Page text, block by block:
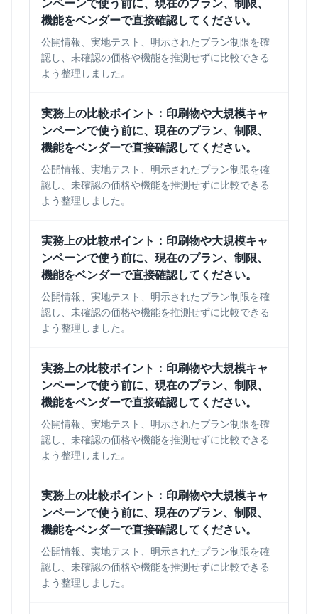
機能をベンダーで直接確認してください。
公開情報、実地テスト、明示されたプラン制限を確
認し、未確認の価格や機能を推測せずに比較できる
よう整理しました。
実務上の比較ポイント：印刷物や大規模キャ
ンペーンで使う前に、現在のプラン、制限、
機能をベンダーで直接確認してください。
公開情報、実地テスト、明示されたプラン制限を確
認し、未確認の価格や機能を推測せずに比較できる
よう整理しました。
実務上の比較ポイント：印刷物や大規模キャ
ンペーンで使う前に、現在のプラン、制限、
機能をベンダーで直接確認してください。
公開情報、実地テスト、明示されたプラン制限を確
認し、未確認の価格や機能を推測せずに比較できる
よう整理しました。
実務上の比較ポイント：印刷物や大規模キャ
ンペーンで使う前に、現在のプラン、制限、
機能をベンダーで直接確認してください。
公開情報、実地テスト、明示されたプラン制限を確
認し、未確認の価格や機能を推測せずに比較できる
よう整理しました。
実務上の比較ポイント：印刷物や大規模キャ
ンペーンで使う前に、現在のプラン、制限、
機能をベンダーで直接確認してください。
公開情報、実地テスト、明示されたプラン制限を確
認し、未確認の価格や機能を推測せずに比較できる
よう整理しました。